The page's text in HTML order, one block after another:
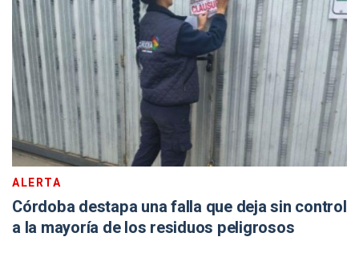
ALERTA
Córdoba destapa una falla que deja sin control
a la mayoría de los residuos peligrosos